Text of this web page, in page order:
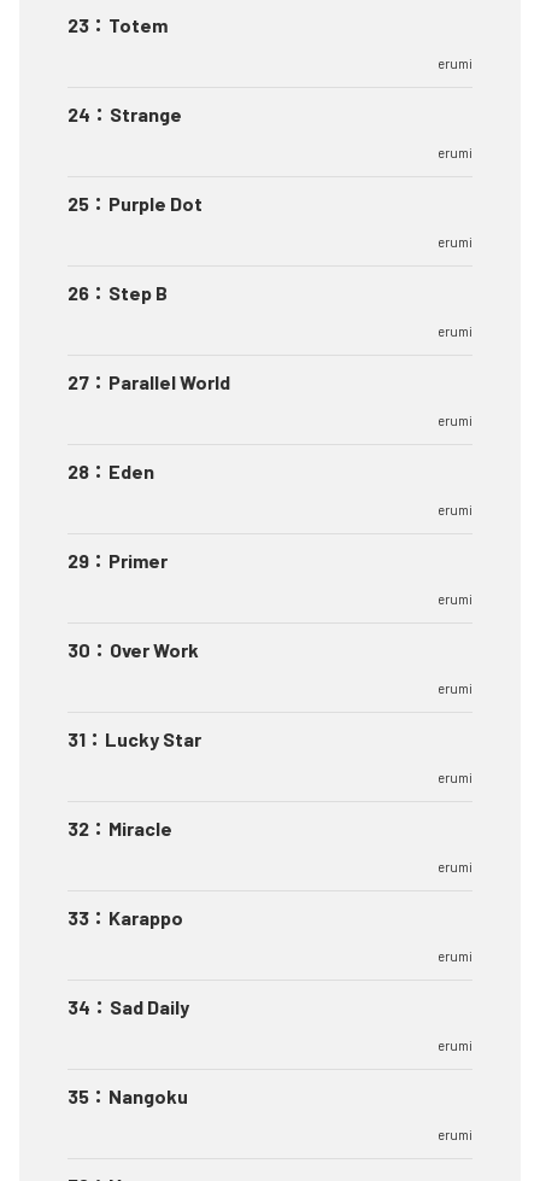
23 ： Totem
erumi
24 ： Strange
erumi
25 ： Purple Dot
erumi
26 ： Step B
erumi
27 ： Parallel World
erumi
28 ： Eden
erumi
29 ： Primer
erumi
30 ： Over Work
erumi
31 ： Lucky Star
erumi
32 ： Miracle
erumi
33 ： Karappo
erumi
34 ： Sad Daily
erumi
35 ： Nangoku
erumi